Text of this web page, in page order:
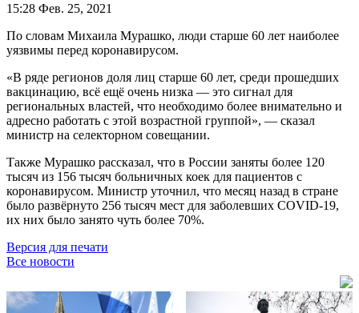
15:28 Фев. 25, 2021
По словам Михаила Мурашко, люди старше 60 лет наиболее
уязвимы перед коронавирусом.
«В ряде регионов доля лиц старше 60 лет, среди прошедших
вакцинацию, всё ещё очень низка — это сигнал для
региональных властей, что необходимо более внимательно и
адресно работать с этой возрастной группой», — сказал
министр на селекторном совещании.
Также Мурашко рассказал, что в России заняты более 120
тысяч из 156 тысяч больничных коек для пациентов с
коронавирусом. Министр уточнил, что месяц назад в стране
было развёрнуто 256 тысяч мест для заболевших COVID-19,
их них было занято чуть более 70%.
Версия для печати
Все новости